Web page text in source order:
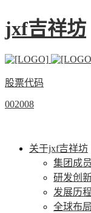
jxf吉祥坊
股票代码
002008
关于jxf吉祥坊
集团成员
研发创
发展历程
全球布局